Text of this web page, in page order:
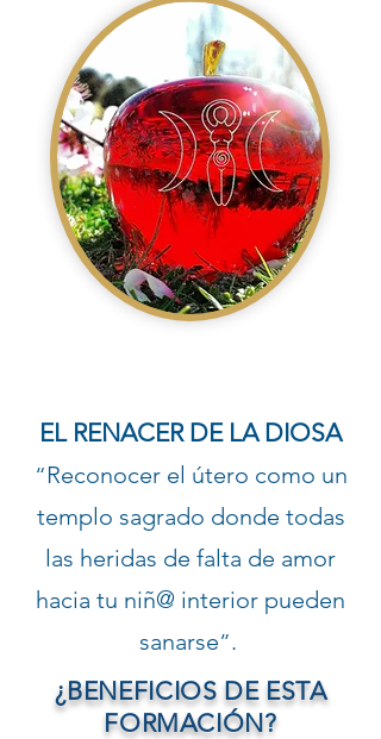
EL RENACER DE LA DIOSA
“Reconocer el útero como un
templo sagrado donde todas
las heridas de falta de amor
hacia tu niñ@ interior pueden
sanarse”.
¿BENEFICIOS DE ESTA
FORMACIÓN?